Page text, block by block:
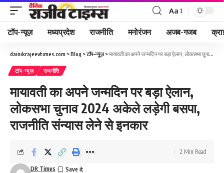
Font
Resizer
Aa
टॉप-न्यूज़ मध्यप्रदेश राजनीति मनोरंजन अजब-गजब
dainikrajeevtimes.com >Blog >टॉप-न्यूज़>मायावती का अपने जन्मदिन पर बड़ा ऐलान, लोकसभा चुनाव 2024 अकेले लड़ेगी बसपा, राजनीति संन्यास लेने से इनकार
टॉप-न्यूज़ राजनीति
मायावती का अपने जन्मदिन पर बड़ा ऐलान,
लोकसभा चुनाव 2024 अकेले लड़ेगी बसपा,
राजनीति संन्यास लेने से इनकार
DR Times
2 Min Read